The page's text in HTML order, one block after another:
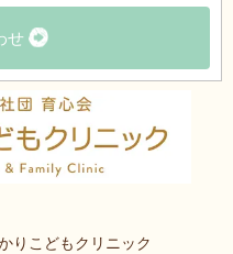
せ
こどもクリニック